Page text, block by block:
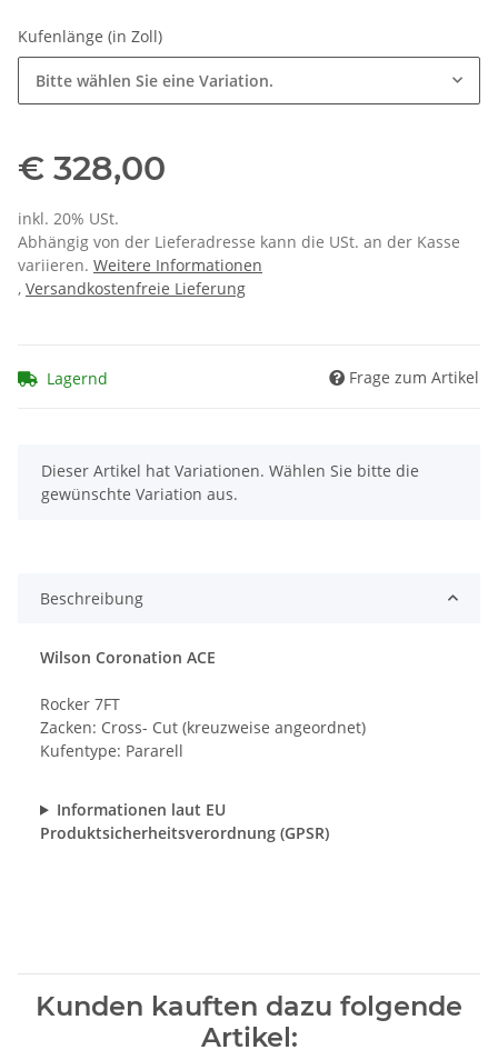
Kufenlänge (in Zoll)
Bitte wählen Sie eine Variation.
€ 328,00
inkl. 20% USt.
Abhängig von der Lieferadresse kann die USt. an der Kasse
variieren. Weitere Informationen
, Versandkostenfreie Lieferung
Lagernd Frage zum Artikel
x
Dieser Artikel hat Variationen. Wählen Sie bitte die
gewünschte Variation aus.
Beschreibung
Wilson Coronation ACE
Rocker 7FT
Zacken: Cross- Cut (kreuzweise angeordnet)
Kufentype: Pararell
Informationen laut EU
Produktsicherheitsverordnung (GPSR)
Kunden kauften dazu folgende
Artikel: